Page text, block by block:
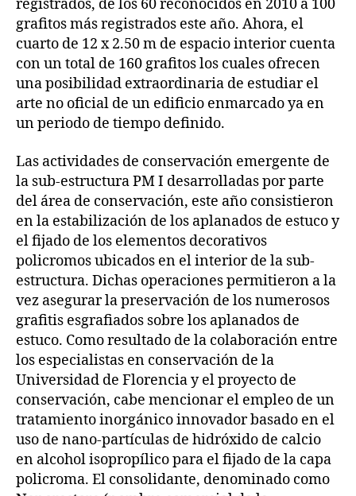
registrados, de los 60 reconocidos en 2010 a 100
grafitos más registrados este año. Ahora, el
cuarto de 12 x 2.50 m de espacio interior cuenta
con un total de 160 grafitos los cuales ofrecen
una posibilidad extraordinaria de estudiar el
arte no oficial de un edificio enmarcado ya en
un periodo de tiempo definido.
Las actividades de conservación emergente de
la sub-estructura PM I desarrolladas por parte
del área de conservación, este año consistieron
en la estabilización de los aplanados de estuco y
el fijado de los elementos decorativos
policromos ubicados en el interior de la sub-
estructura. Dichas operaciones permitieron a la
vez asegurar la preservación de los numerosos
grafitis esgrafiados sobre los aplanados de
estuco. Como resultado de la colaboración entre
los especialistas en conservación de la
Universidad de Florencia y el proyecto de
conservación, cabe mencionar el empleo de un
tratamiento inorgánico innovador basado en el
uso de nano-partículas de hidróxido de calcio
en alcohol isopropílico para el fijado de la capa
policroma. El consolidante, denominado como